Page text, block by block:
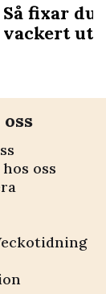
Så fixar du
vackert
oss